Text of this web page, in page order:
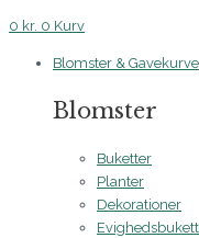
0 kr. 0 Kurv
Blomster & Gavekurve
Blomster
Buketter
Planter
Dekorationer